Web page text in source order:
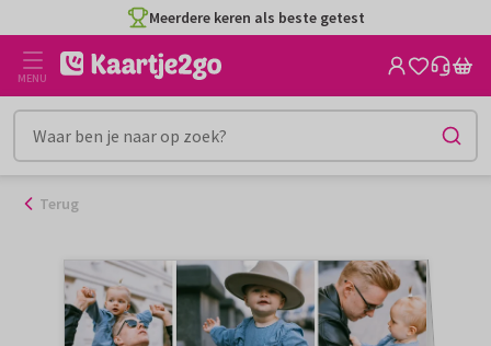
naar
inhoud
Meerdere keren als beste getest
MENU
Terug